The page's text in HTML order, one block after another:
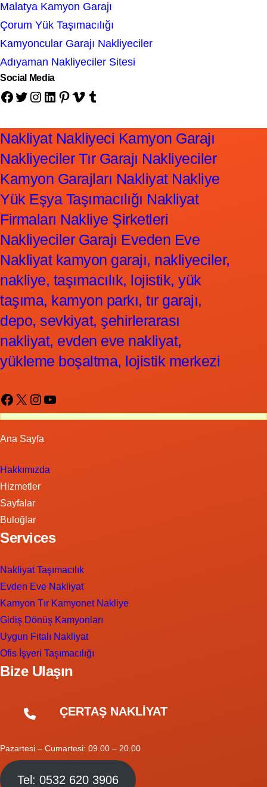
Malatya Kamyon Garajı
Çorum Yük Taşımacılığı
Kamyoncular Garajı Nakliyeciler
Adıyaman Nakliyeciler Sitesi
Social Media
Facebook Twitter Instagram LinkedIn Pinterest Vimeo Tumblr
Nakliyat Nakliyeci Kamyon Garajı
Nakliyeciler Tır Garajı Nakliyeciler
Kamyon Garajları Nakliyat Nakliye
Yük Eşya Taşımacılığı Nakliyat
Firmaları Nakliye Şirketleri
Nakliyeciler Garajı Eveden Eve
Nakliyat kamyon garajı, nakliyeciler,
nakliye, taşımacılık, lojistik, yük
taşıma, kamyon parkı, tır garajı,
depo, sevkiyat, şehirlerarası
nakliyat, evden eve nakliyat,
yükleme boşaltma, lojistik merkezi
Facebook X Instagram YouTube
Ana Sayfa
Hakkımızda
Hizmetler
Sayfalar
Buloğlar
Services
Nakliyat Taşımacılık
Evden Eve Nakliyat
Kamyon Tır Kamyonet Nakliye
Gidiş Dönüş Kamyonları
Uygun Fitalı Nakliyat
Ofis İşyeri Taşımacılığı
Bize Ulaşın
ÇERTAŞ NAKLİYAT
Pazartesi – Cumartesi: 09.00 – 20.00
Tel: 0532 620 3906